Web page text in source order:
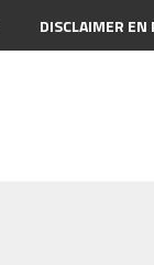
DISCLAIMER EN